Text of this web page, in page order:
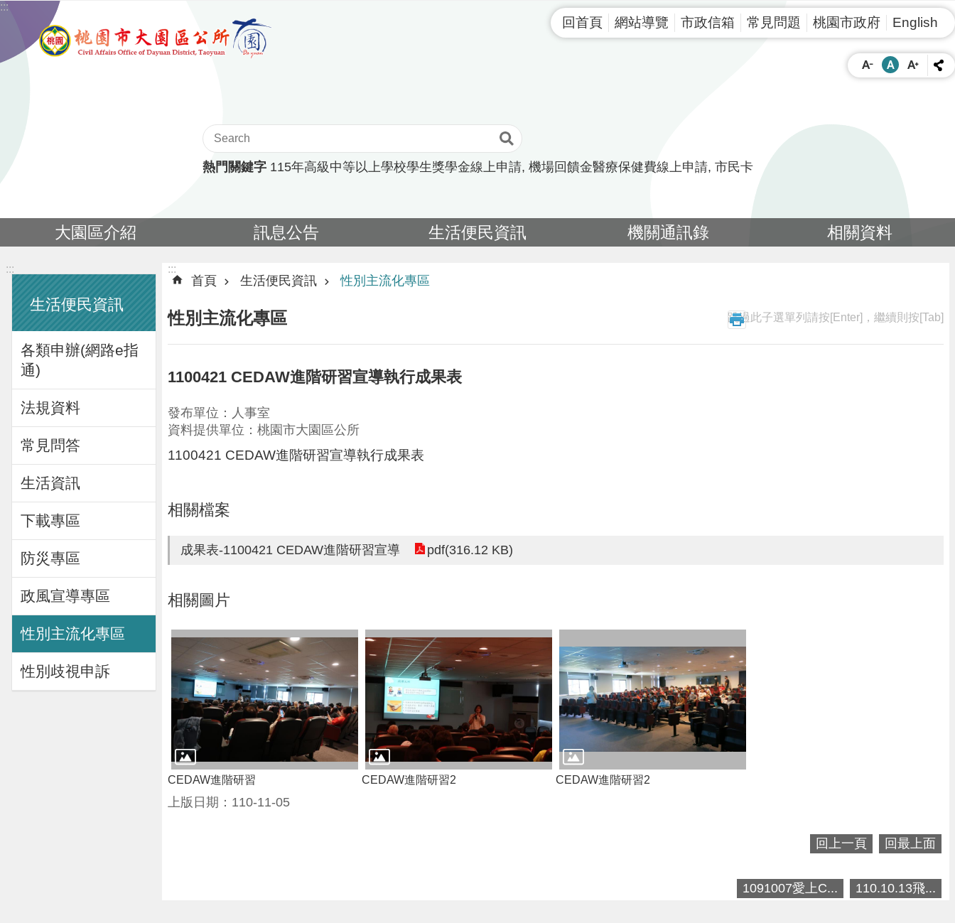
跳到主要內容區塊
:::
回首頁 網站導覽 市政信箱 常見問題 桃園市政府 English
熱門關鍵字 115年高級中等以上學校學生獎學金線上申請 機場回饋金醫療保健費線上申請 市民卡
大園區介紹 訊息公告 生活便民資訊 機關通訊錄 相關資料
:::
生活便民資訊
各類申辦(網路e指
通)
法規資料
常見問答
生活資訊
下載專區
防災專區
政風宣導專區
性別主流化專區
性別歧視申訴
:::
首頁 生活便民資訊 性別主流化專區
性別主流化專區 跳過此子選單列請按[Enter]，繼續則按[Tab]
1100421 CEDAW進階研習宣導執行成果表
發布單位：人事室
資料提供單位：桃園市大園區公所
1100421 CEDAW進階研習宣導執行成果表
相關檔案
成果表-1100421 CEDAW進階研習宣導 pdf(316.12 KB)
相關圖片
CEDAW進階研習 CEDAW進階研習2 CEDAW進階研習2
上版日期：110-11-05
回上一頁 回最上面
1091007愛上C... 110.10.13飛...